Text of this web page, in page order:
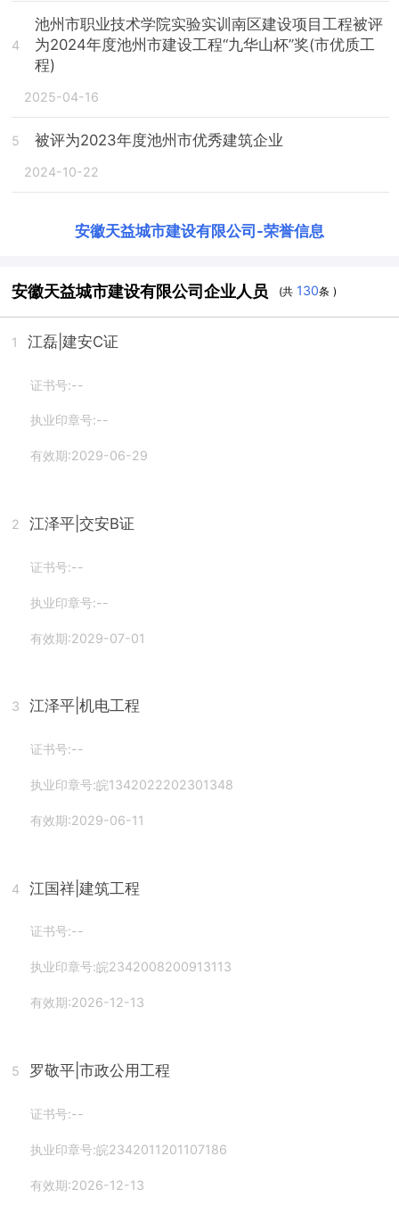
4
池州市职业技术学院实验实训南区建设项目工程被评
为2024年度池州市建设工程“九华山杯”奖(市优质工
程)
2025-04-16
5 被评为2023年度池州市优秀建筑企业
2024-10-22
安徽天益城市建设有限公司 -荣誉信息
安徽天益城市建设有限公司企业人员 (共 130条 )
1 江磊 |建安C证
证书号:--
执业印章号:--
有效期:2029-06-29
2 江泽平 |交安B证
证书号:--
执业印章号:--
有效期:2029-07-01
3 江泽平 |机电工程
证书号:--
执业印章号:皖1342022202301348
有效期:2029-06-11
4 江国祥 |建筑工程
证书号:--
执业印章号:皖2342008200913113
有效期:2026-12-13
5 罗敬平 |市政公用工程
证书号:--
执业印章号:皖2342011201107186
有效期:2026-12-13